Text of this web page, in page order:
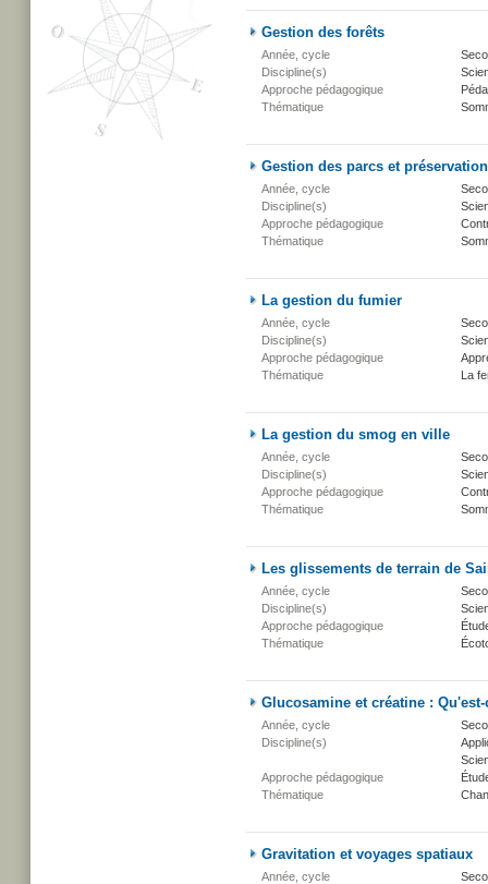
Gestion des forêts
Année, cycle
Discipline(s)
Approche pédagogique
Thématique
Gestion des parcs et
Année, cycle
Discipline(s)
Approche pédagogique
Thématique
La gestion du fumier
Année, cycle
Discipline(s)
Approche pédagogique
Thématique
La
La gestion du smog en ville
Année, cycle
Discipline(s)
Approche pédagogique
Thématique
Les glissements de terrain de
Année, cycle
Discipline(s)
Approche pédagogique
Thématique
Glucosamine et créatine :
Année, cycle
Discipline(s)
Approche pédagogique
Thématique
Gravitation et voyages spatiaux
Année, cycle